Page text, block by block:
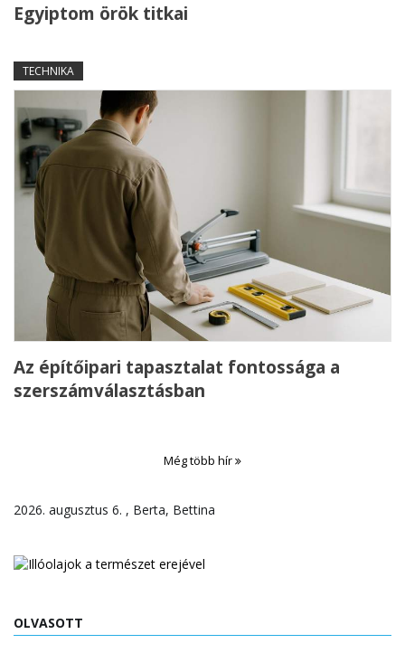
Egyiptom örök titkai
TECHNIKA
Az építőipari tapasztalat fontossága a
szerszámválasztásban
Még több hír
2026. augusztus 6. , Berta, Bettina
OLVASOTT